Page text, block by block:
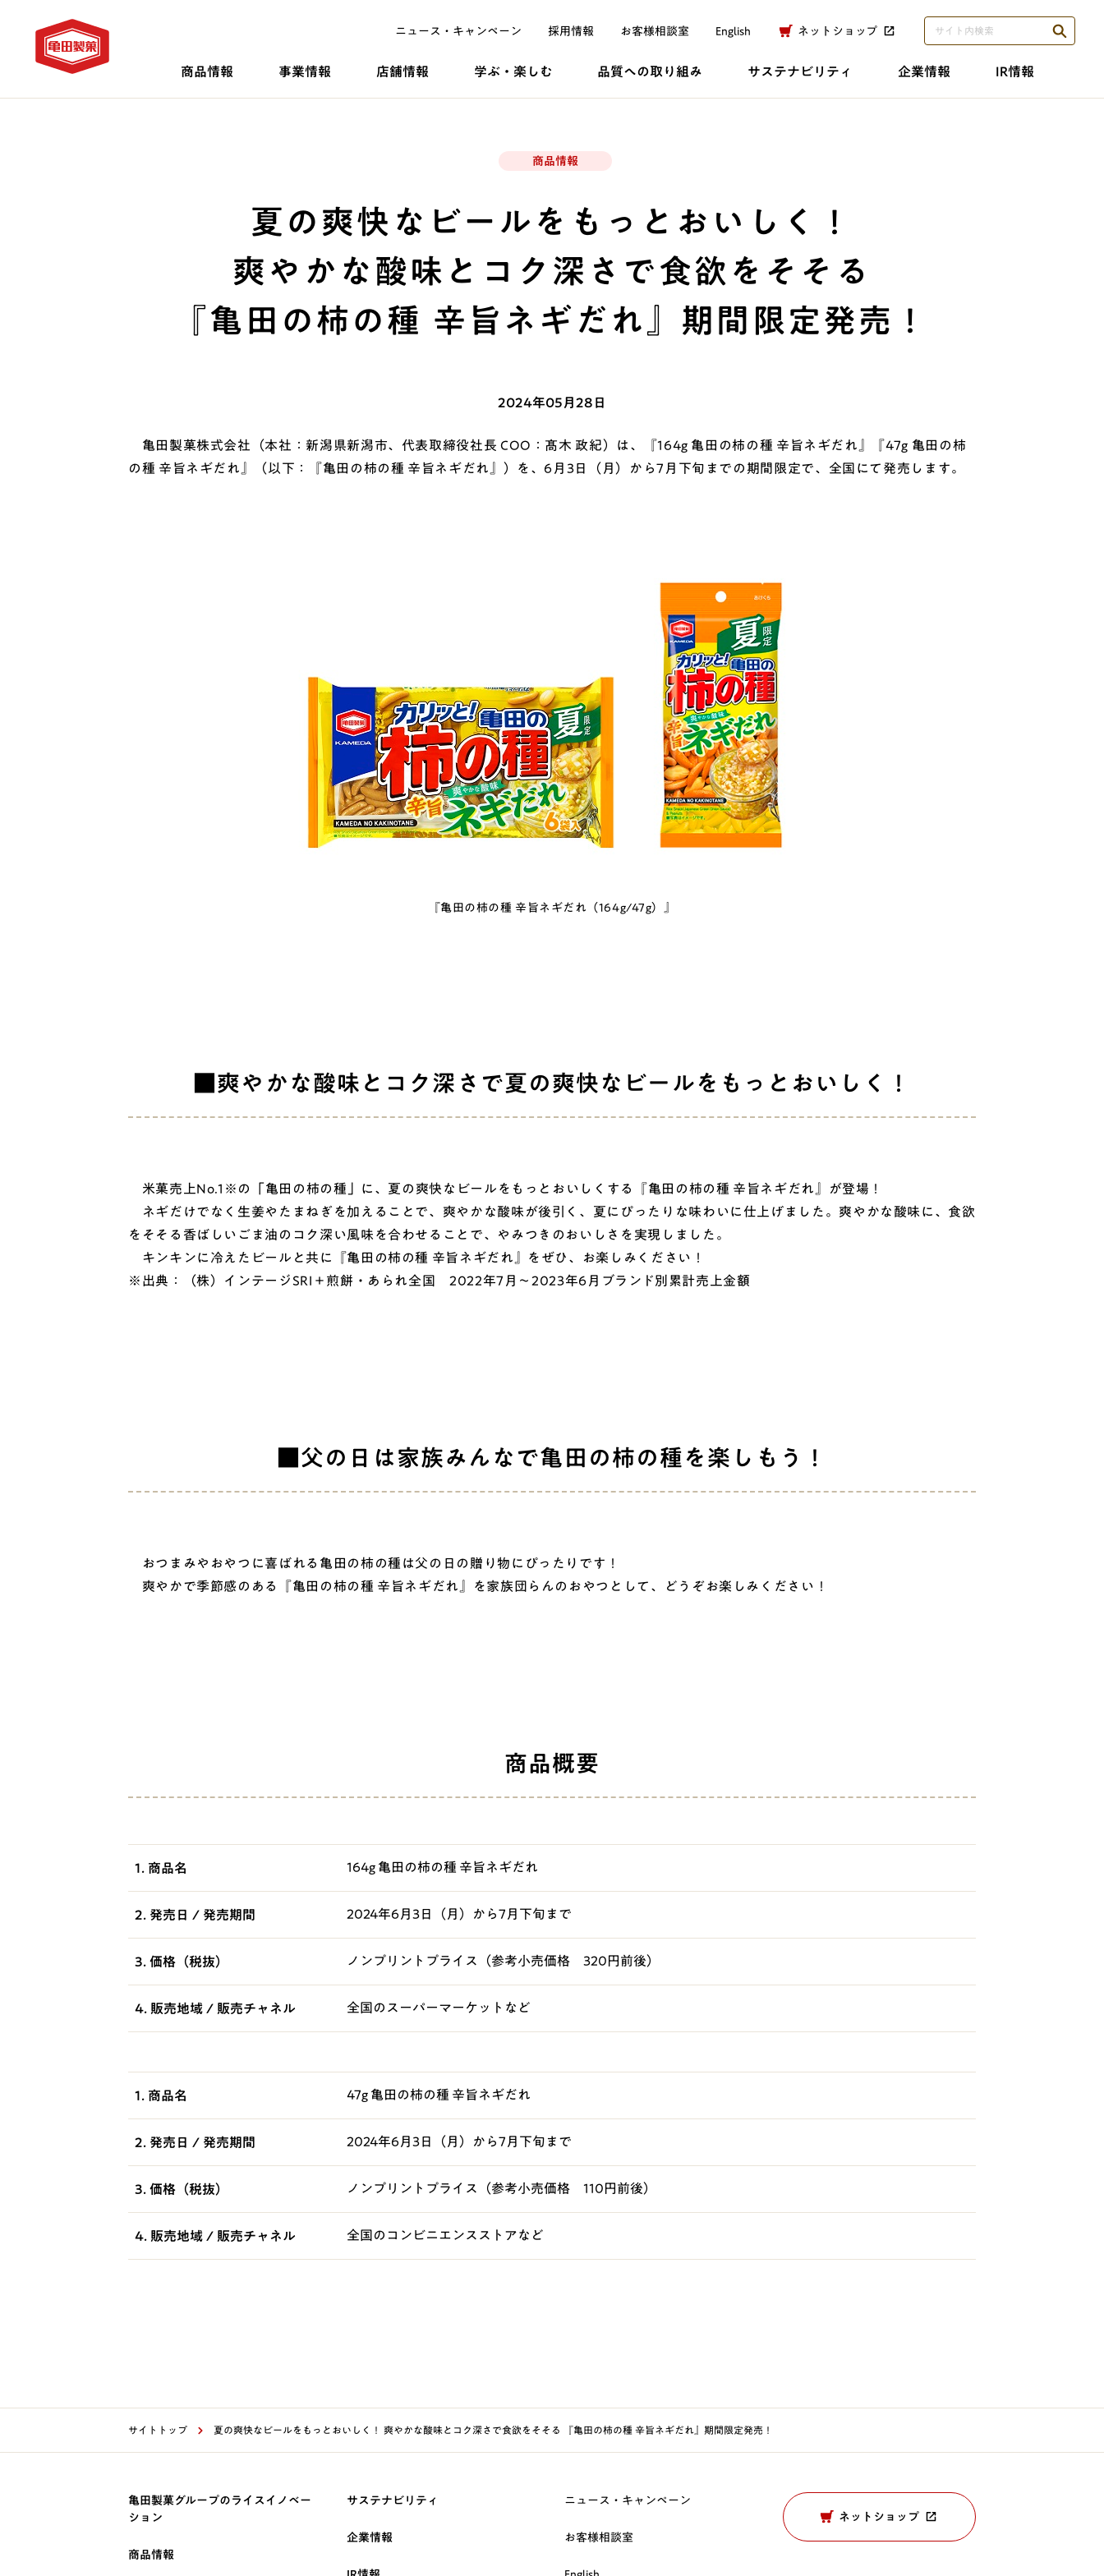
商品情報 事業情報 店舗情報 学ぶ・ 楽しむ 品質への取り組み サステナビリティ 企業情報 IR情報
ニュース・ キャンペーン 採用情報 お客様相談室 English ネットショップ
商品情報
夏の爽快なビールをもっとおいしく！
爽やかな酸味とコク深さで食欲をそそる
『亀田の柿の種 辛旨ネギだれ』期間限定発売！
2024年05月28日
亀田製菓株式会社（本社：新潟県新潟市、代表取締役社長 COO：髙木 政紀）は、『164g 亀田の柿の種 辛旨ネギだれ』『47g 亀田の柿
の種 辛旨ネギだれ』（以下：『亀田の柿の種 辛旨ネギだれ』）を、6月3日（月）から7月下旬までの期間限定で、全国にて発売します。
『亀田の柿の種 辛旨ネギだれ（164g/47g）』
■爽やかな酸味とコク深さで夏の爽快なビールをもっとおいしく！
米菓売上No.1※の「亀田の柿の種」に、夏の爽快なビールをもっとおいしくする『亀田の柿の種 辛旨ネギだれ』が登場！
ネギだけでなく生姜やたまねぎを加えることで、爽やかな酸味が後引く、夏にぴったりな味わいに仕上げました。爽やかな酸味に、食欲
をそそる香ばしいごま油のコク深い風味を合わせることで、やみつきのおいしさを実現しました。
キンキンに冷えたビールと共に『亀田の柿の種 辛旨ネギだれ』をぜひ、お楽しみください！
※出典：（株）インテージSRI＋煎餅・あられ全国 2022年7月～2023年6月ブランド別累計売上金額
■父の日は家族みんなで亀田の柿の種を楽しもう！
おつまみやおやつに喜ばれる亀田の柿の種は父の日の贈り物にぴったりです！
爽やかで季節感のある『亀田の柿の種 辛旨ネギだれ』を家族団らんのおやつとして、どうぞお楽しみください！
商品概要
1. 商品名 164g 亀田の柿の種 辛旨ネギだれ
2. 発売日 / 発売期間 2024年6月3日（月）から7月下旬まで
3. 価格（税抜） ノンプリントプライス（参考小売価格 320円前後）
4. 販売地域 / 販売チャネル 全国のスーパーマーケットなど
1. 商品名 47g 亀田の柿の種 辛旨ネギだれ
2. 発売日 / 発売期間 2024年6月3日（月）から7月下旬まで
3. 価格（税抜） ノンプリントプライス（参考小売価格 110円前後）
4. 販売地域 / 販売チャネル 全国のコンビニエンスストアなど
サイトトップ 夏の爽快なビールをもっとおいしく！ 爽やかな酸味とコク深さで食欲をそそる 『亀田の柿の種 辛旨ネギだれ』期間限定発売！
亀田製菓グループのライスイノベー
ション
商品情報
サステナビリティ
企業情報
ニュース・キャンペーン
お客様相談室
ネットショップ